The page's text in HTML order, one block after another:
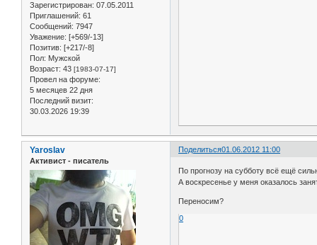
Зарегистрирован: 07.05.2011
Приглашений: 61
Сообщений: 7947
Уважение: [+569/-13]
Позитив: [+217/-8]
Пол: Мужской
Возраст: 43 [1983-07-17]
Провел на форуме:
5 месяцев 22 дня
Последний визит:
30.03.2026 19:39
Поделиться01.06.2012 11:00
Yaroslav
Активист - писатель
По прогнозу на субботу всё ещё
А воскресенье у меня оказалось
Переносим?
0